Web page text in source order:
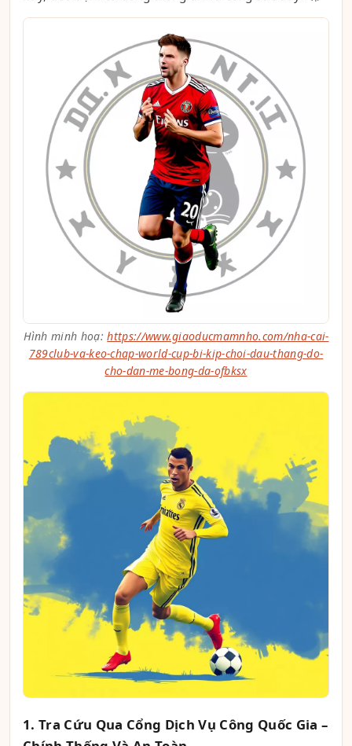
Hình minh hoạ:https://www.giaoducmamnho.com/nha-cai-
789club-va-keo-chap-world-cup-bi-kip-choi-dau-thang-do-
cho-dan-me-bong-da-ofbksx
1. Tra Cứu Qua Cổng Dịch Vụ Công Quốc Gia –